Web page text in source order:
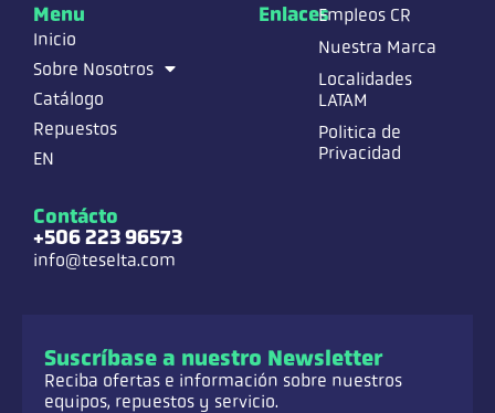
Menu
Inicio
Sobre Nosotros
Catálogo
Repuestos
EN
EnlacesEmpleos CR
Nuestra Marca
Localidades
LATAM
Politica de
Privacidad
Contácto
+506 223 96573
info@teselta.com
Suscríbase a nuestro Newsletter
Reciba ofertas e información sobre nuestros
equipos, repuestos y servicio.